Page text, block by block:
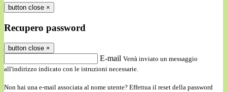
button close ×
Recupero password
button close ×
E-mail Verrà inviato un messaggio
all'indirizzo indicato con le istruzioni necessarie.
Non hai una e-mail associata al nome utente? Effettua il reset della password